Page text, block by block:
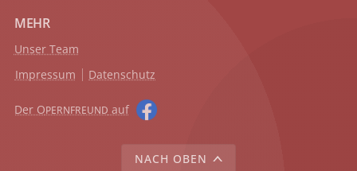
MEHR
Unser Team
Impressum
Datenschutz
Der OPERNFREUND auf
NACH OBEN